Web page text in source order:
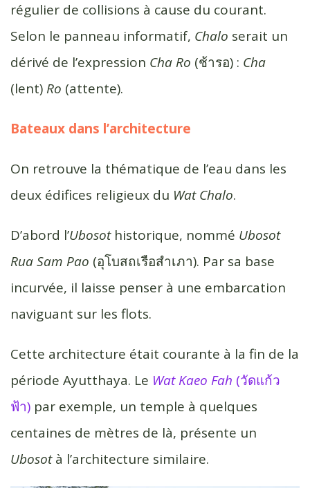
régulier de collisions à cause du courant.
Selon le panneau informatif, Chalo serait un
dérivé de l’expression Cha Ro (ช้ารอ) : Cha
(lent) Ro (attente).
Bateaux dans l’architecture
On retrouve la thématique de l’eau dans les
deux édifices religieux du Wat Chalo.
D’abord l’Ubosothistorique, nommé Ubosot
Rua Sam Pao (อุโบสถ​เรือ​สำ​เภา). Par sa base
incurvée, il laisse penser à une embarcation
naviguant sur les flots.
Cette architecture était courante à la fin de la
période Ayutthaya. Le Wat Kaeo Fah (วัดแก้ว
ฟ้า) par exemple, un temple à quelques
centaines de mètres de là, présente un
Ubosotà l’architecture similaire.